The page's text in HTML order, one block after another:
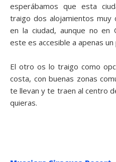
esperábamos que esta
traigo dos alojamientos muy
en la ciudad, aunque no en
este es accesible a apenas
El otro os lo traigo como
costa, con buenas zonas
te llevan y te traen al centro
quieras.